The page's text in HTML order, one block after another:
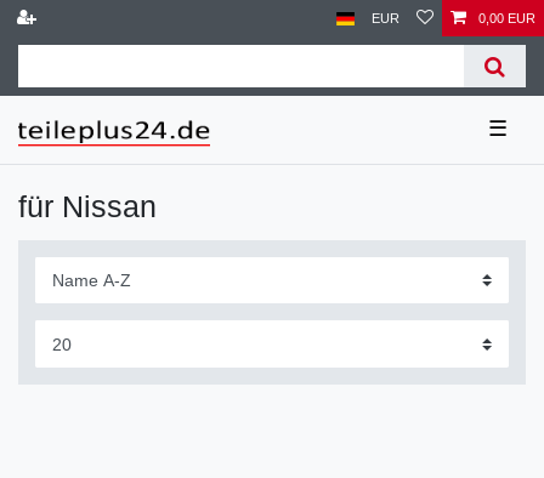
EUR 0,00 EUR
☰
für Nissan